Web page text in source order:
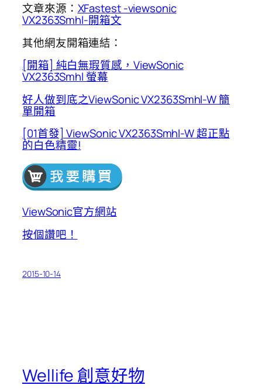
文章來源： XFastest -viewsonic
VX2363Smhl-開箱文
其他網友開箱連結：
[開箱] 純白無瑕質感，ViewSonic
VX2363Smhl 螢幕
好人做到底之ViewSonic VX2363Smhl-W 簡
單開箱
[01首發] ViewSonic VX2363Smhl-W 超正點
的白色精靈!
ViewSonic官方網站
按個讚吧！
2015-10-14
Wellife 創意好物